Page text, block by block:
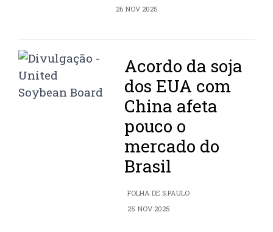
26 NOV 2025
Acordo da soja
dos EUA com
China afeta
pouco o
mercado do
Brasil
FOLHA DE S.PAULO
25 NOV 2025